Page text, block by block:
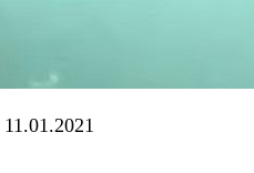
11.01.2021